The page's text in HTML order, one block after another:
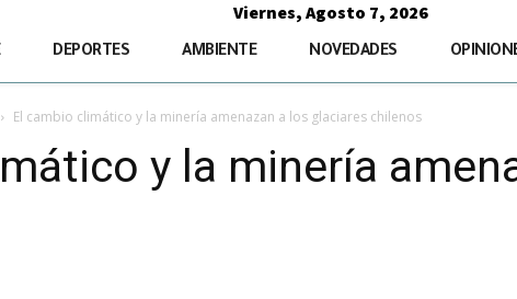
Viernes, Agosto 7, 2026
DEPORTES AMBIENTE NOVEDADES
El cambio climático y la minería amenazan a los glaciares chilenos
y la minería